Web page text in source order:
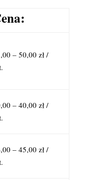
– 50,00 zł /
– 40,00 zł /
– 45,00 zł /